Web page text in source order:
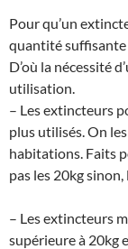
Pour qu’un
quantité suffisante
D’où la nécessité
utilisation.
– Les extincteurs
plus utilisés. On
habitations. Faits
pas les 20kg
– Les extincteurs
supérieure à 20kg